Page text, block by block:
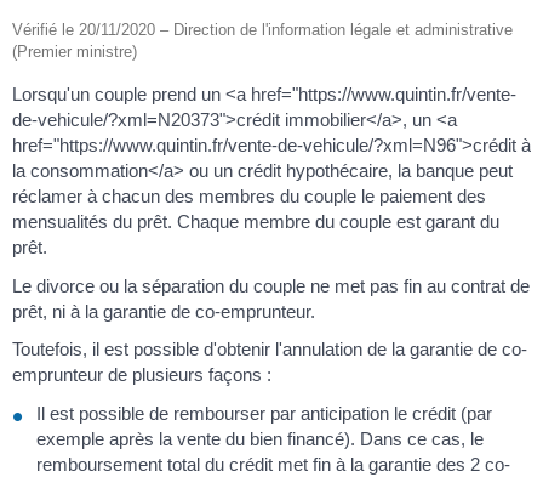
Vérifié le 20/11/2020 – Direction de l'information légale et administrative
(Premier ministre)
Lorsqu'un couple prend un <a href="https://www.quintin.fr/vente-
de-vehicule/?xml=N20373">crédit immobilier</a>, un <a
href="https://www.quintin.fr/vente-de-vehicule/?xml=N96">crédit à
la consommation</a> ou un crédit hypothécaire, la banque peut
réclamer à chacun des membres du couple le paiement des
mensualités du prêt. Chaque membre du couple est garant du
prêt.
Le divorce ou la séparation du couple ne met pas fin au contrat de
prêt, ni à la garantie de co-emprunteur.
Toutefois, il est possible d'obtenir l'annulation de la garantie de co-
emprunteur de plusieurs façons :
Il est possible de rembourser par anticipation le crédit (par
exemple après la vente du bien financé). Dans ce cas, le
remboursement total du crédit met fin à la garantie des 2 co-